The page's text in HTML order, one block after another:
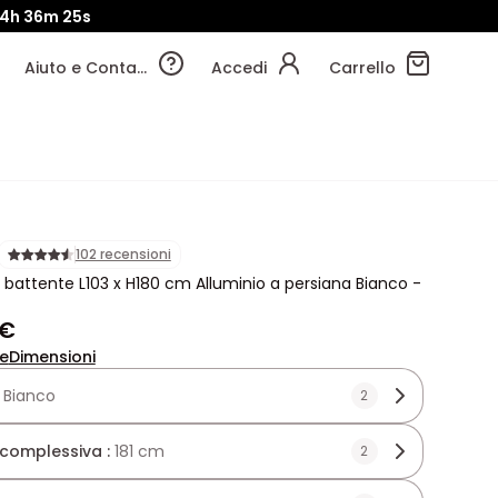
36m 22s
Aiuto e Contatti Accedi Carrello
102 recensioni
L103 x H180 cm Alluminio a persiana Bianco -
Dimensioni
Bianco 2
: 181 cm 2